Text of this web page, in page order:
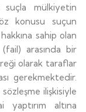
suçla mülkiyetin
konusu suçun
sahip olan
arasında bir
olarak taraflar
gerekmektedir.
ilişkisiyle
yaptırım altına